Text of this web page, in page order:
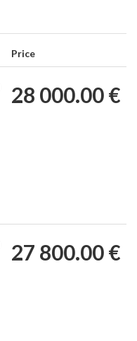
Price
28 000.00 €
27 800.00 €